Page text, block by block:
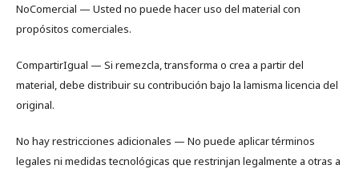
NoComercial — Usted no puede hacer uso del material con
propósitos comerciales.
CompartirIgual — Si remezcla, transforma o crea a partir del
material, debe distribuir su contribución bajo la lamisma licencia del
original.
No hay restricciones adicionales — No puede aplicar términos
legales ni medidas tecnológicas que restrinjan legalmente a otras a